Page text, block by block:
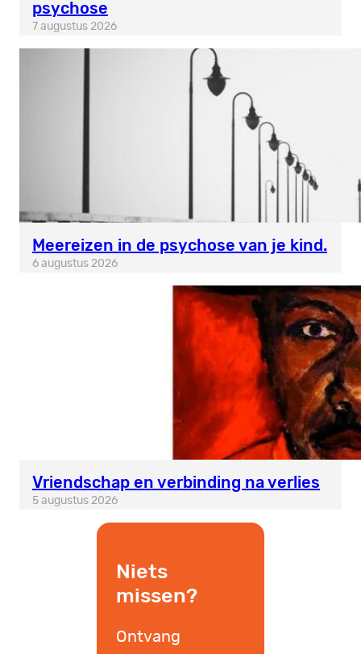
psychose
7 augustus 2026
Meereizen in de psychose van je kind.
6 augustus 2026
Vriendschap en verbinding na verlies
5 augustus 2026
Niets
missen?
Ontvang